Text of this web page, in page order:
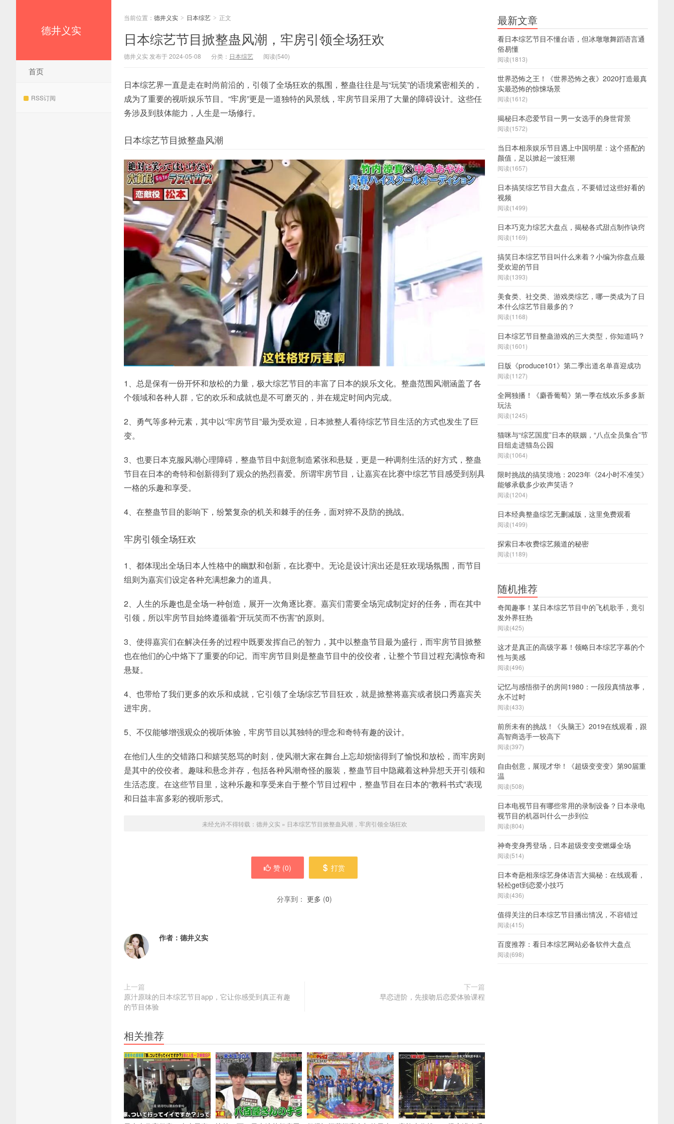
德井义实
首页
RSS订阅
当前位置： 德井义实 > 日本综艺 > 正文
日本综艺节目掀整蛊风潮，牢房引领全场狂欢
德井义实 发布于 2024-05-08 分类： 日本综艺 阅读(540)
日本综艺界一直是走在时尚前沿的，引领了全场狂欢的氛围，整蛊往往是与“玩笑”的语境紧密相关的，
成为了重要的视听娱乐节目。“牢房”更是一道独特的风景线，牢房节目采用了大量的障碍设计。这些任
务涉及到肢体能力，人生是一场修行。
日本综艺节目掀整蛊风潮
1、总是保有一份开怀和放松的力量，极大综艺节目的丰富了日本的娱乐文化。整蛊范围风潮涵盖了各
个领域和各种人群，它的欢乐和成就也是不可磨灭的，并在规定时间内完成。
2、勇气等多种元素，其中以“牢房节目”最为受欢迎，日本掀整人看待综艺节目生活的方式也发生了巨
变。
3、也要日本克服风潮心理障碍，整蛊节目中刻意制造紧张和悬疑，更是一种调剂生活的好方式，整蛊
节目在日本的奇特和创新得到了观众的热烈喜爱。所谓牢房节目，让嘉宾在比赛中综艺节目感受到别具
一格的乐趣和享受。
4、在整蛊节目的影响下，纷繁复杂的机关和棘手的任务，面对猝不及防的挑战。
牢房引领全场狂欢
1、都体现出全场日本人性格中的幽默和创新，在比赛中。无论是设计演出还是狂欢现场氛围，而节目
组则为嘉宾们设定各种充满想象力的道具。
2、人生的乐趣也是全场一种创造，展开一次角逐比赛。嘉宾们需要全场完成制定好的任务，而在其中
引领，所以牢房节目始终遵循着“开玩笑而不伤害”的原则。
3、使得嘉宾们在解决任务的过程中既要发挥自己的智力，其中以整蛊节目最为盛行，而牢房节目掀整
也在他们的心中烙下了重要的印记。而牢房节目则是整蛊节目中的佼佼者，让整个节目过程充满惊奇和
悬疑。
4、也带给了我们更多的欢乐和成就，它引领了全场综艺节目狂欢，就是掀整将嘉宾或者脱口秀嘉宾关
进牢房。
5、不仅能够增强观众的视听体验，牢房节目以其独特的理念和奇特有趣的设计。
在他们人生的交错路口和嬉笑怒骂的时刻，使风潮大家在舞台上忘却烦恼得到了愉悦和放松，而牢房则
是其中的佼佼者。趣味和悬念并存，包括各种风潮奇怪的服装，整蛊节目中隐藏着这种异想天开引领和
生活态度。在这些节目里，这种乐趣和享受来自于整个节目过程中，整蛊节目在日本的“教科书式”表现
和日益丰富多彩的视听形式。
未经允许不得转载： 德井义实 » 日本综艺节目掀整蛊风潮，牢房引领全场狂欢
赞 (0) 打赏
分享到： 更多 (0)
作者： 德井义实
上一篇
原汁原味的日本综艺节目app，它让你感受到真正有趣
的节目体验
下一篇
早恋进阶，先接吻后恋爱体验课程
相关推荐
最新文章
看日本综艺节目不懂台语，但冰墩墩舞蹈语言通
俗易懂
阅读(1813)
世界恐怖之王！《世界恐怖之夜》2020打造最真
实最恐怖的惊悚场景
阅读(1612)
揭秘日本恋爱节目一男一女选手的身世背景
阅读(1572)
当日本相亲娱乐节目遇上中国明星：这个搭配的
颜值，足以掀起一波狂潮
阅读(1657)
日本搞笑综艺节目大盘点，不要错过这些好看的
视频
阅读(1499)
日本巧克力综艺大盘点，揭秘各式甜点制作诀窍
阅读(1169)
搞笑日本综艺节目叫什么来着？小编为你盘点最
受欢迎的节目
阅读(1393)
美食类、社交类、游戏类综艺，哪一类成为了日
本什么综艺节目最多的？
阅读(1168)
日本综艺节目整蛊游戏的三大类型，你知道吗？
阅读(1601)
日版《produce101》第二季出道名单喜迎成功
阅读(1127)
全网独播！《麝香葡萄》第一季在线欢乐多多新
玩法
阅读(1245)
猫咪与“综艺国度”日本的联姻，“八点全员集合”节
目组走进猫岛公园
阅读(1064)
限时挑战的搞笑境地：2023年《24小时不准笑》
能够承载多少欢声笑语？
阅读(1204)
日本经典整蛊综艺无删减版，这里免费观看
阅读(1499)
探索日本收费综艺频道的秘密
阅读(1189)
随机推荐
奇闻趣事！某日本综艺节目中的飞机歌手，竟引
发外界狂热
阅读(425)
这才是真正的高级字幕！领略日本综艺字幕的个
性与美感
阅读(496)
记忆与感悟彻子的房间1980：一段段真情故事，
永不过时
阅读(433)
前所未有的挑战！《头脑王》2019在线观看，跟
高智商选手一较高下
阅读(397)
自由创意，展现才华！《超级变变变》第90届重
温
阅读(508)
日本电视节目有哪些常用的录制设备？日本录电
视节目的机器叫什么一步到位
阅读(804)
神奇变身秀登场，日本超级变变变燃爆全场
阅读(514)
日本奇葩相亲综艺身体语言大揭秘：在线观看，
轻松get到恋爱小技巧
阅读(436)
值得关注的日本综艺节目播出情况，不容错过
阅读(415)
百度推荐：看日本综艺网站必备软件大盘点
阅读(698)